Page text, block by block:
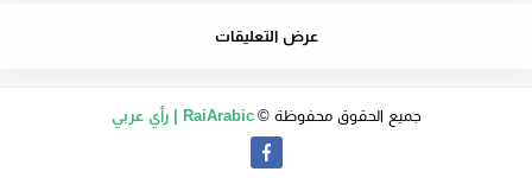
عرض التعليقات
جميع الحقوق محفوظة © RaiArabic | رأي عربي